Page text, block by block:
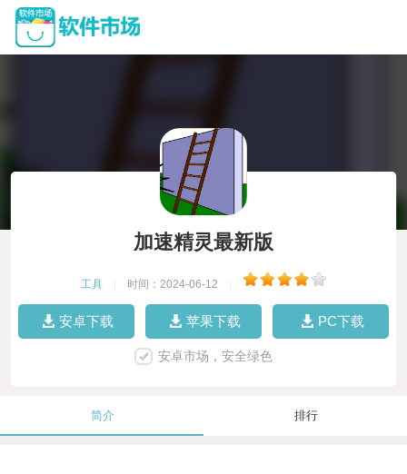
加速精灵最新版
工具 时间：2024-06-12
安卓下载 苹果下载 PC下载
安卓市场，安全绿色
简介 排行